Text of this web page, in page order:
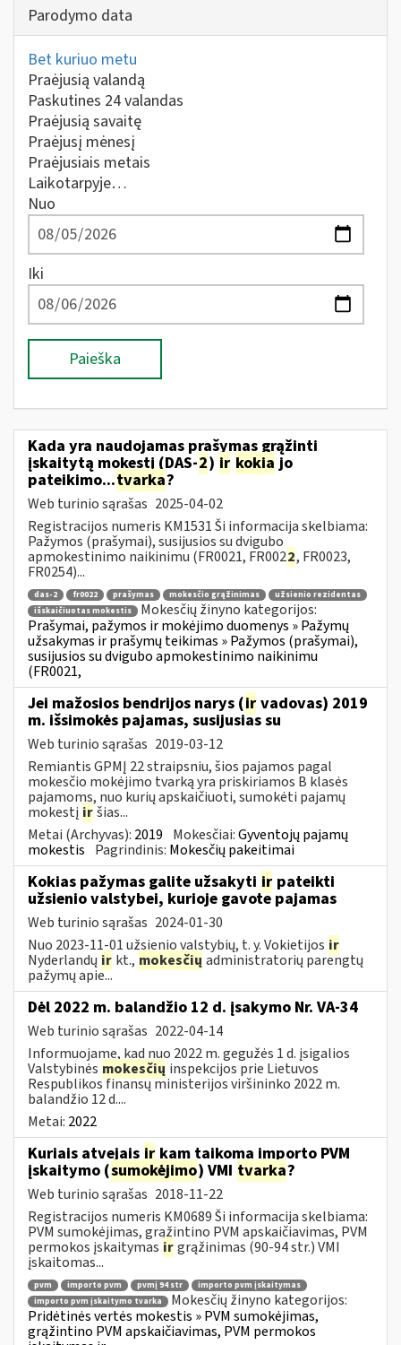
Parodymo data
Bet kuriuo metu
Praėjusią valandą
Paskutines 24 valandas
Praėjusią savaitę
Praėjusį mėnesį
Praėjusiais metais
Laikotarpyje…
Nuo
Iki
Paieška
Kada yra naudojamas prašymas grąžinti
įskaitytą mokestį (DAS-2) ir kokia jo
pateikimo...tvarka?
Web turinio sąrašas 2025-04-02
Registracijos numeris KM1531 Ši informacija skelbiama:
Pažymos (prašymai), susijusios su dvigubo
apmokestinimo naikinimu (FR0021, FR0022, FR0023,
FR0254)...
das-2 fr0022 prašymas mokesčio grąžinimas
užsienio rezidentas
išskaičiuotas mokestis
Mokesčių žinyno kategorijos:
Prašymai, pažymos ir mokėjimo duomenys » Pažymų
užsakymas ir prašymų teikimas » Pažymos (prašymai),
susijusios su dvigubo apmokestinimo naikinimu
(FR0021,
Jei mažosios bendrijos narys (ir vadovas) 2019
m. išsimokės pajamas, susijusias su
Web turinio sąrašas 2019-03-12
Remiantis GPMĮ 22 straipsniu, šios pajamos pagal
mokesčio mokėjimo tvarką yra priskiriamos B klasės
pajamoms, nuo kurių apskaičiuoti, sumokėti pajamų
mokestį iršias...
Metai (Archyvas): 2019 Mokesčiai:Gyventojų pajamų
mokestis Pagrindinis: Mokesčių pakeitimai
Kokias pažymas galite užsakyti ir pateikti
užsienio valstybei, kurioje gavote pajamas
Web turinio sąrašas 2024-01-30
Nuo 2023-11-01 užsienio valstybių, t. y. Vokietijos ir
Nyderlandų ir kt., mokesčių administratorių parengtų
pažymų apie...
Dėl 2022 m. balandžio 12 d. įsakymo Nr. VA-34
Web turinio sąrašas 2022-04-14
Informuojame, kad nuo 2022 m. gegužės 1 d. įsigalios
Valstybinės mokesčių inspekcijos prie Lietuvos
Respublikos finansų ministerijos viršininko 2022 m.
balandžio 12 d....
Metai: 2022
Kuriais atvejais ir kam taikoma importo PVM
įskaitymo (sumokėjimo) VMI tvarka?
Web turinio sąrašas 2018-11-22
Registracijos numeris KM0689 Ši informacija skelbiama:
PVM sumokėjimas, grąžintino PVM apskaičiavimas, PVM
permokos įskaitymas irgrąžinimas (90-94 str.) VMI
įskaitomas...
pvm importo pvm pvmį 94 str
importo pvm įskaitymas
importo pvm įskaitymo tvarka
Mokesčių žinyno kategorijos:
Pridėtinės vertės mokestis » PVM sumokėjimas,
grąžintino PVM apskaičiavimas, PVM permokos